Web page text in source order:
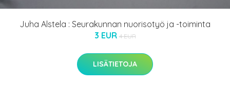
Juha Alstela : Seurakunnan nuorisotyö ja -toiminta
3 EUR 4 EUR
LISÄTIETOJA